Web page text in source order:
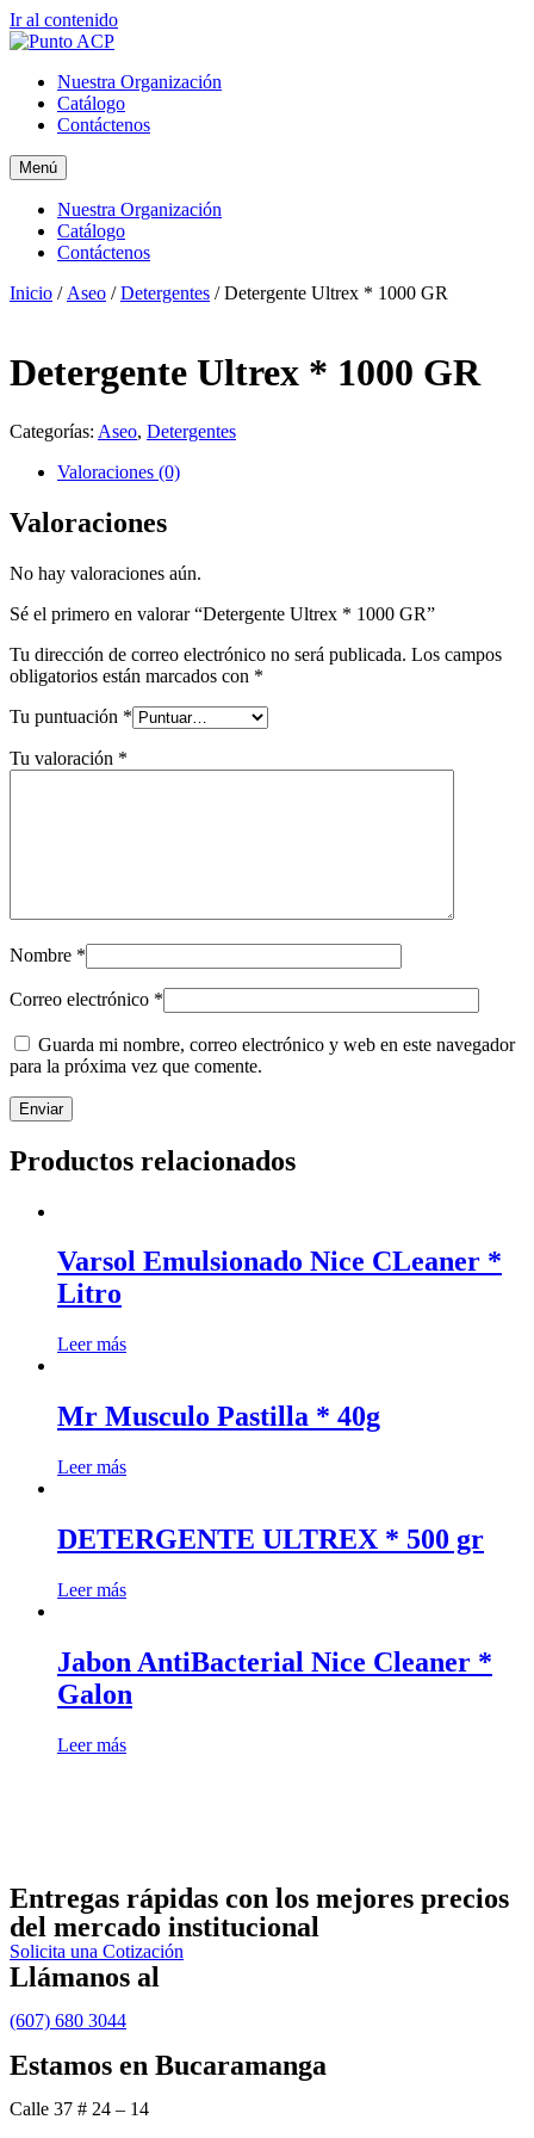
Ir al contenido
Nuestra Organización
Catálogo
Contáctenos
Menú
Nuestra Organización
Catálogo
Contáctenos
Inicio / Aseo /Detergentes / Detergente Ultrex * 1000 GR
Detergente Ultrex * 1000 GR
Categorías: Aseo, Detergentes
Valoraciones (0)
Valoraciones
No hay valoraciones aún.
Sé el primero en valorar “Detergente Ultrex * 1000 GR”
Tu dirección de correo electrónico no será publicada. Los campos
obligatorios están marcados con *
Tu puntuación *
Tu valoración *
Nombre *
Correo electrónico *
Guarda mi nombre, correo electrónico y web en este navegador
para la próxima vez que comente.
Productos relacionados
Varsol Emulsionado Nice CLeaner *
Litro
Leer más
Mr Musculo Pastilla * 40g
Leer más
DETERGENTE ULTREX * 500 gr
Leer más
Jabon AntiBacterial Nice Cleaner *
Galon
Leer más
Entregas rápidas con los mejores precios
del mercado institucional
Solicita una Cotización
Llámanos al
(607) 680 3044
Estamos en Bucaramanga
Calle 37 # 24 – 14